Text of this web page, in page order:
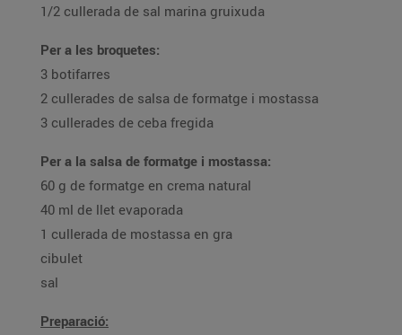
1/2 cullerada de sal marina gruixuda
Per a les broquetes:
3 botifarres
2 cullerades de salsa de formatge i mostassa
3 cullerades de ceba fregida
Per a la salsa de formatge i mostassa:
60 g de formatge en crema natural
40 ml de llet evaporada
1 cullerada de mostassa en gra
cibulet
sal
Preparació: